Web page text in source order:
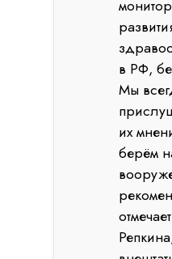
в РФ,
Мы
их
берём